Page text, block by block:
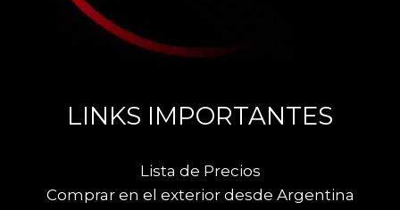
LINKS IMPORTANTES
Lista de Precios
Comprar en el exterior desde Argentina